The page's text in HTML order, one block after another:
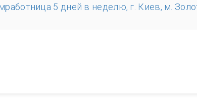
5 дней в неделю, г. Киев, м.